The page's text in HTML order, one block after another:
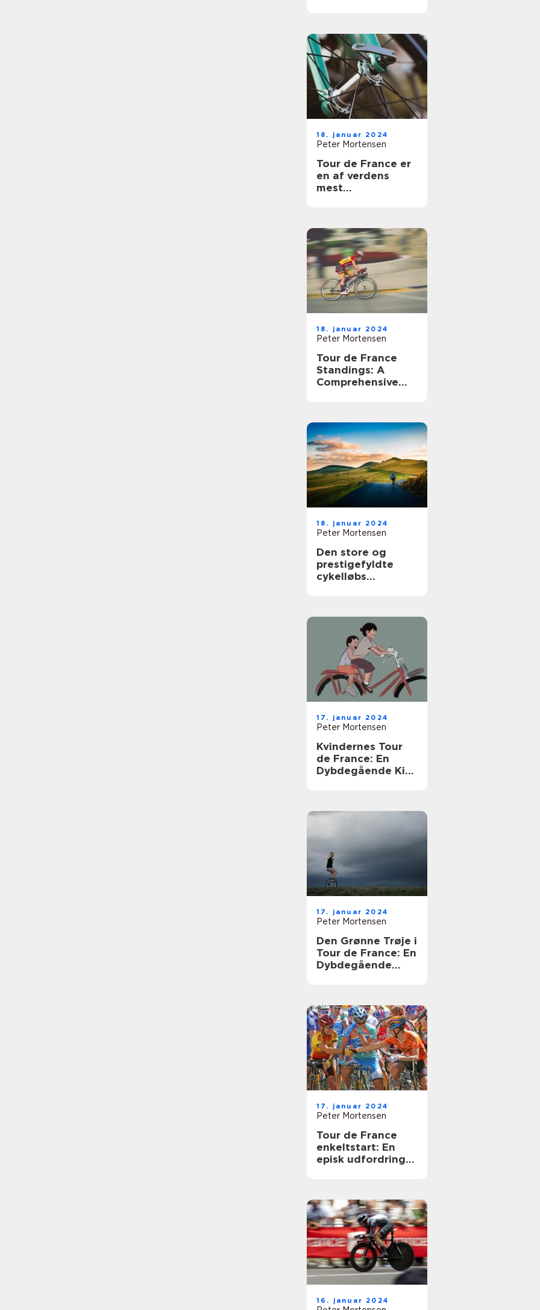
18. januar 2024
Peter Mortensen
Tour de France er
en af verdens
mest
millioner af
tilskuere over hele
verden hvert år
18. januar 2024
Peter Mortensen
Tour de France
Standings: A
Comprehensive
18. januar 2024
Peter Mortensen
Den store og
prestigefyldte
cykelløbs
der tiltrækker
sports- og
fritidsentusiaster
fra hele verden
17. januar 2024
Peter Mortensen
Kvindernes Tour
de France: En
Dybdegående Kig
17. januar 2024
Peter Mortensen
Den Grønne Trøje i
Tour de France: En
Dybdegående
17. januar 2024
Peter Mortensen
Tour de France
enkeltstart: En
episk udfordring
16. januar 2024